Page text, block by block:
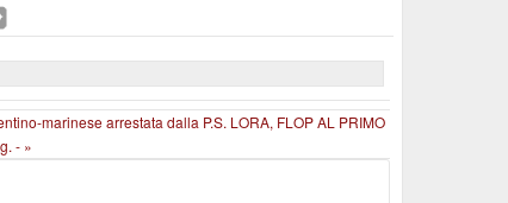
marinese arrestata dalla P.S. LORA, FLOP AL PRIMO
- »